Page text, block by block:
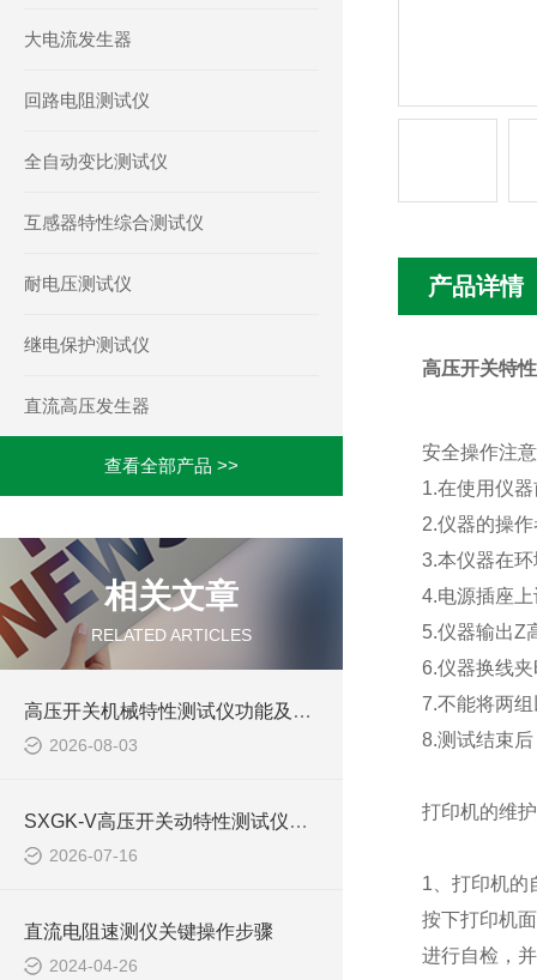
大电流发生器
回路电阻测试仪
全自动变比测试仪
互感器特性综合测试仪
耐电压测试仪
继电保护测试仪
直流高压发生器
查看全部产品 >>
相关文章
RELATED ARTICLES
高压开关机械特性测试仪功能及使用
2026-08-03
SXGK-V高压开关动特性测试仪试验方案
2026-07-16
直流电阻速测仪关键操作步骤
2024-04-26
产品详情
高压开关特
安全操作注
1.在使用仪
2.仪器的操
3.本仪器在
4.电源插座
5.仪器输出Z
6.仪器换线
7.不能将两
8.测试结束
打印机的维
1、打印机的
按下打印机
进行自检，